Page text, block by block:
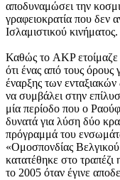
αποδυναμώσει την
γραφειοκρατία που δεν
Ισλαμιστικού κινήματος.
Καθώς το AKP ετοίμαζε
ότι ένας από τους όρους
έναρξης των
να συμβάλει στην
μία περίοδο που ο
δυνατά για λύση δύο
πρόγραμμά του
«Ομοσπονδίας
κατατέθηκε στο
το 2005 όταν έγινε